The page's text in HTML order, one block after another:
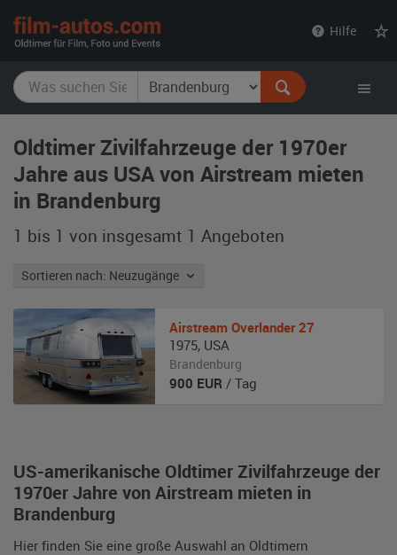
Hilfe
Oldtimer Zivilfahrzeuge der 1970er
Jahre aus USA von Airstream mieten
in Brandenburg
1 bis 1 von insgesamt 1 Angeboten
Sortieren nach: Neuzugänge
US-amerikanische Oldtimer Zivilfahrzeuge der
1970er Jahre von Airstream mieten in
Brandenburg
Hier finden Sie eine große Auswahl an Oldtimern
Airstream Overlander 27
1975, USA
Brandenburg
900 EUR / Tag